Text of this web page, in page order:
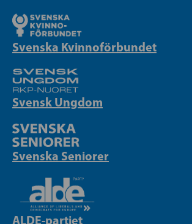
Svenska Kvinnoförbundet
Svensk Ungdom
Svenska Seniorer
ALDE-partiet